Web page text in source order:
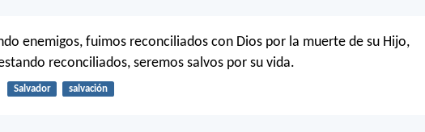
enemigos, fuimos reconciliados con Dios por la muerte de su Hijo,
reconciliados, seremos salvos por su vida.
Salvador salvación